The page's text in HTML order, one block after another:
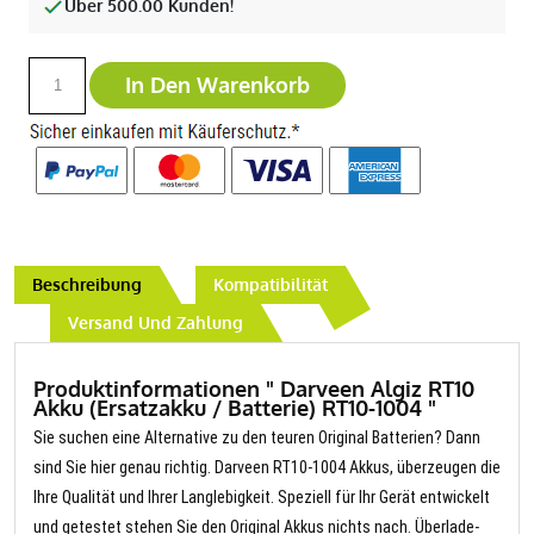
Über 500.00 Kunden!
In Den Warenkorb
Beschreibung
Kompatibilität
Versand Und Zahlung
Produktinformationen " Darveen Algiz RT10
Akku (Ersatzakku / Batterie) RT10-1004 "
Sie suchen eine Alternative zu den teuren Original Batterien? Dann
sind Sie hier genau richtig. Darveen RT10-1004 Akkus, überzeugen die
Ihre Qualität und Ihrer Langlebigkeit. Speziell für Ihr Gerät entwickelt
und getestet stehen Sie den Original Akkus nichts nach. Überlade-